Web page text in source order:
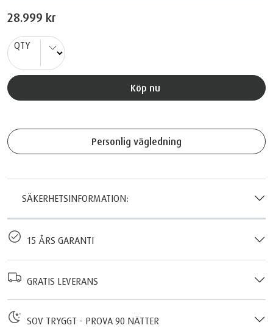
28.999 kr
QTY
Köp nu
Personlig vägledning
SÄKERHETSINFORMATION:
15 ÅRS GARANTI
GRATIS LEVERANS
SOV TRYGGT - PROVA 90 NÄTTER